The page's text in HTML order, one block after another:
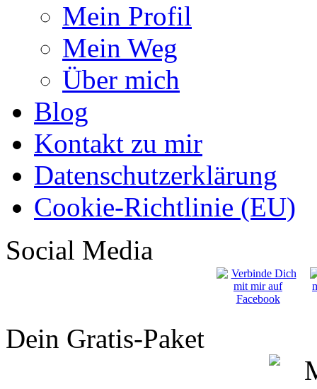
Mein Profil
Mein Weg
Über mich
Blog
Kontakt zu mir
Datenschutzerklärung
Cookie-Richtlinie (EU)
Social Media
Dein Gratis-Paket